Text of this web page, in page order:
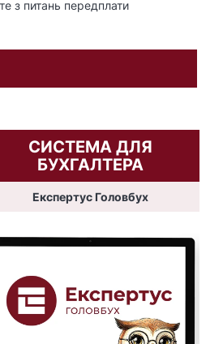
з питань передплати
СИСТЕМА ДЛЯ
БУХГАЛТЕРА
Експертус Головбух